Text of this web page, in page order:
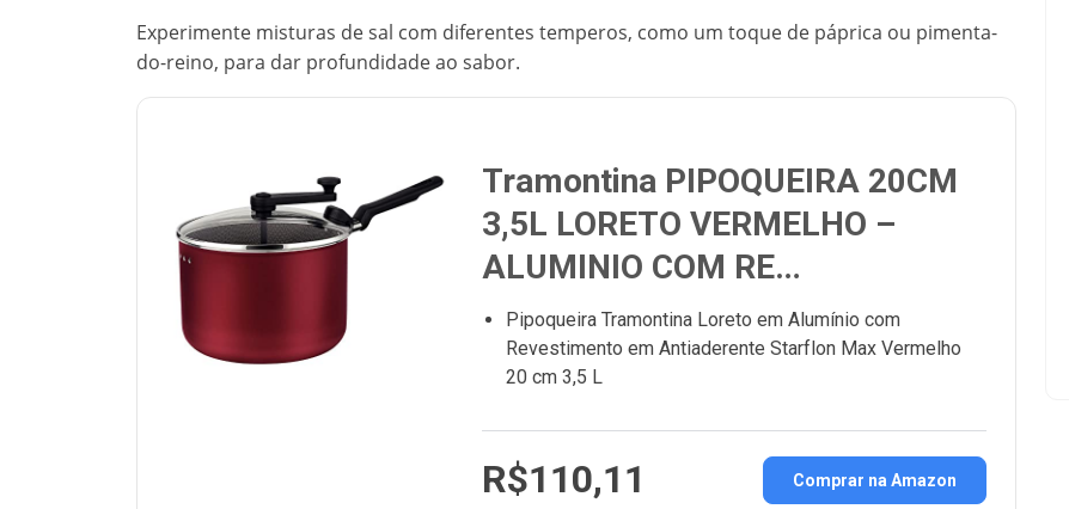
Experimente misturas de sal com diferentes temperos, como um toque de páprica ou pimenta-
do-reino, para dar profundidade ao sabor.
Tramontina PIPOQUEIRA 20CM
3,5L LORETO VERMELHO –
ALUMINIO COM RE…
Pipoqueira Tramontina Loreto em Alumínio com
Revestimento em Antiaderente Starflon Max Vermelho
20 cm 3,5 L
R$110,11 Comprar na Amazon